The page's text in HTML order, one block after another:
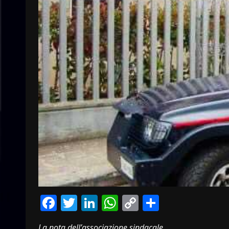
Facebook
Twitter
LinkedIn
WhatsApp
Copy
Link